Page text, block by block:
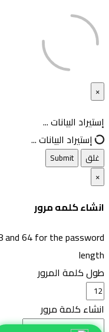
×
غلق
إستيراد البيانات ...
إستيراد البيانات ...
غلق
Submit
×
انشاء كلمه مرور
and 64 for the password
length
طول كلمة المرور
انشاء كلمة مرور